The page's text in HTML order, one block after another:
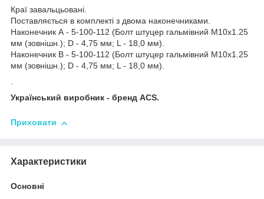
Краї завальцьовані.
Поставляється в комплекті з двома наконечниками.
Наконечник А - 5-100-112 (Болт штуцер гальмівний М10х1.25
мм (зовнішн.); D - 4,75 мм; L - 18,0 мм).
Наконечник В - 5-100-112 (Болт штуцер гальмівний М10х1.25
мм (зовнішн.); D - 4,75 мм; L - 18,0 мм).
.
Український виробник - бренд ACS.
Приховати
Характеристики
Основні